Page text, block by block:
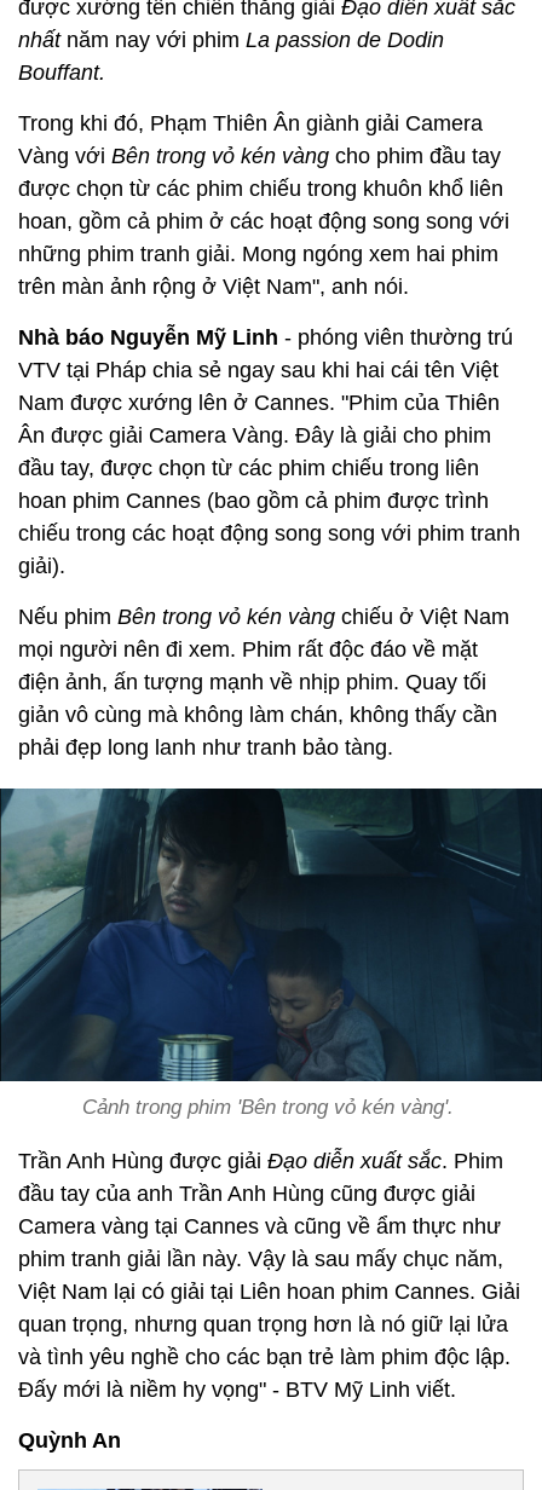
được xướng tên chiến thắng giải Đạo diễn xuất sắc
nhấtnăm nay với phim La passion de Dodin
Bouffant.
Trong khi đó, Phạm Thiên Ân giành giải Camera
Vàng với Bên trong vỏ kén vàng cho phim đầu tay
được chọn từ các phim chiếu trong khuôn khổ liên
hoan, gồm cả phim ở các hoạt động song song với
những phim tranh giải. Mong ngóng xem hai phim
trên màn ảnh rộng ở Việt Nam", anh nói.
Nhà báo Nguyễn Mỹ Linh - phóng viên thường trú
VTV tại Pháp chia sẻ ngay sau khi hai cái tên Việt
Nam được xướng lên ở Cannes. "Phim của Thiên
Ân được giải Camera Vàng. Đây là giải cho phim
đầu tay, được chọn từ các phim chiếu trong liên
hoan phim Cannes (bao gồm cả phim được trình
chiếu trong các hoạt động song song với phim tranh
giải).
Nếu phim Bên trong vỏ kén vàng chiếu ở Việt Nam
mọi người nên đi xem. Phim rất độc đáo về mặt
điện ảnh, ấn tượng mạnh về nhịp phim. Quay tối
giản vô cùng mà không làm chán, không thấy cần
phải đẹp long lanh như tranh bảo tàng.
Cảnh trong phim 'Bên trong vỏ kén vàng'.
Trần Anh Hùng được giải Đạo diễn xuất sắc. Phim
đầu tay của anh Trần Anh Hùng cũng được giải
Camera vàng tại Cannes và cũng về ẩm thực như
phim tranh giải lần này. Vậy là sau mấy chục năm,
Việt Nam lại có giải tại Liên hoan phim Cannes. Giải
quan trọng, nhưng quan trọng hơn là nó giữ lại lửa
và tình yêu nghề cho các bạn trẻ làm phim độc lập.
Đấy mới là niềm hy vọng" - BTV Mỹ Linh viết.
Quỳnh An